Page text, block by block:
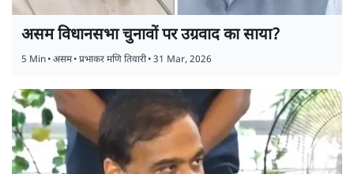
असम विधानसभा चुनावों पर उग्रवाद का साया?
5 Min•असम•प्रभाकर मणि तिवारी•31 Mar, 2026